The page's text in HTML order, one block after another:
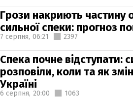
Грози накриють частину
сильної спеки: прогноз
7 серпня, 06:21 2397
Спека почне відступати:
розповіли, коли та як
Україні
6 серпня, 20:00 1063